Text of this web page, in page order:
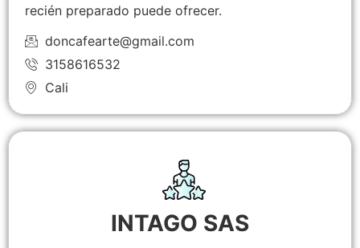
recién preparado puede ofrecer.
doncafearte@gmail.com
3158616532
Cali
INTAGO SAS